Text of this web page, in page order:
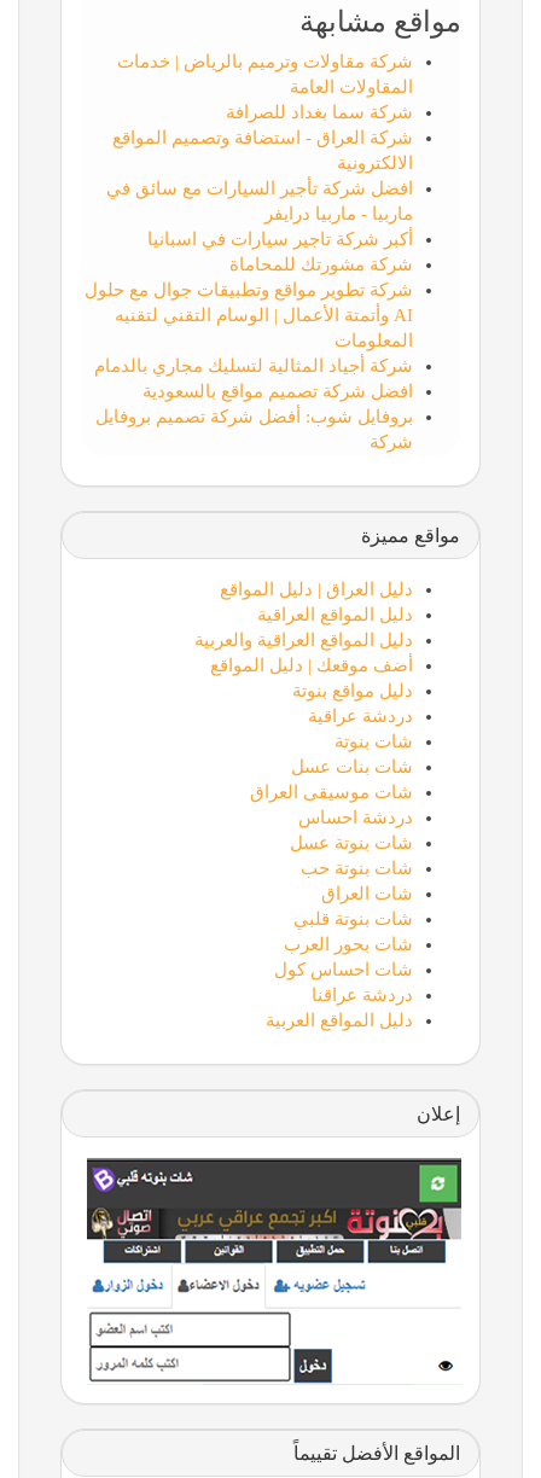
مواقع مشابهة
شركة مقاولات وترميم بالرياض | خدمات
المقاولات العامة
شركة سما بغداد للصرافة
شركة العراق - استضافة وتصميم المواقع
الالكترونية
افضل شركة تأجير السيارات مع سائق في
ماربيا - ماربيا درايفر
أكبر شركة تاجير سيارات في اسبانيا
شركة مشورتك للمحاماة
شركة تطوير مواقع وتطبيقات جوال مع حلول
AI وأتمتة الأعمال | الوسام التقني لتقنيه
المعلومات
شركة أجياد المثالية لتسليك مجاري بالدمام
افضل شركة تصميم مواقع بالسعودية
بروفايل شوب: أفضل شركة تصميم بروفايل
شركة
مواقع مميزة
دليل العراق | دليل المواقع
دليل المواقع العراقية
دليل المواقع العراقية والعربية
أضف موقعك | دليل المواقع
دليل مواقع بنوتة
دردشة عراقية
شات بنوتة
شات بنات عسل
شات موسيقى العراق
دردشة احساس
شات بنوتة عسل
شات بنوتة حب
شات العراق
شات بنوتة قلبي
شات بحور العرب
شات احساس كول
دردشة عراقنا
دليل المواقع العربية
إعلان
المواقع الأفضل تقييماً